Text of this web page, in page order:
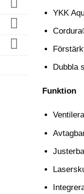
YKK
Dubbla
Funktion